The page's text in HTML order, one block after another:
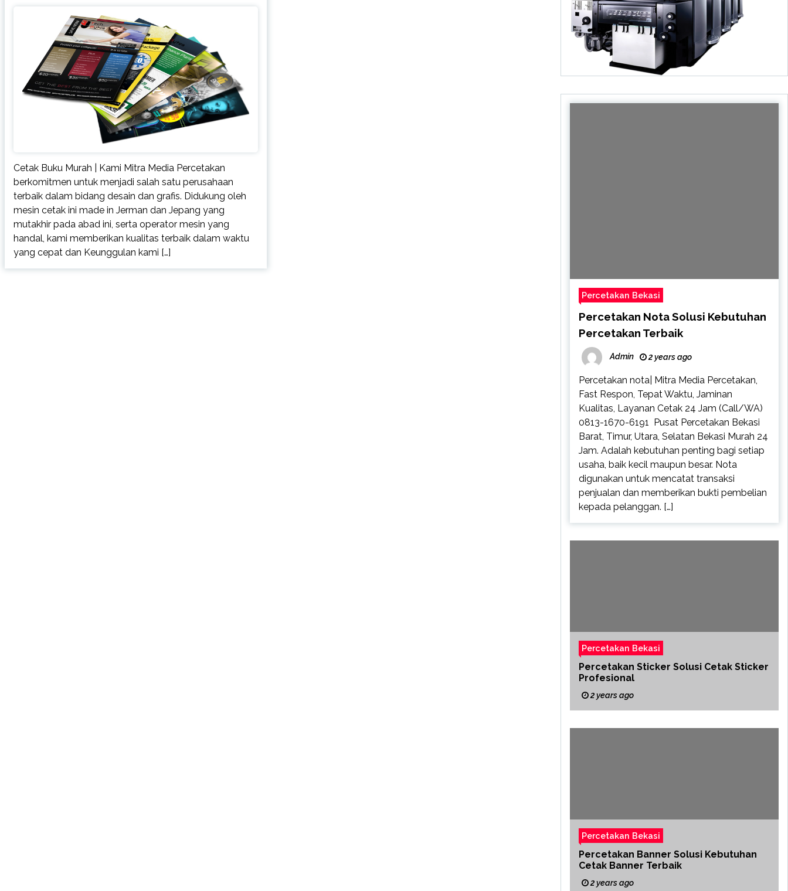
Cetak Buku Murah | Kami Mitra Media Percetakan
berkomitmen untuk menjadi salah satu perusahaan
terbaik dalam bidang desain dan grafis. Didukung oleh
mesin cetak ini made in Jerman dan Jepang yang
mutakhir pada abad ini, serta operator mesin yang
handal, kami memberikan kualitas terbaik dalam waktu
yang cepat dan Keunggulan kami […]
Percetakan Bekasi
Percetakan Nota Solusi Kebutuhan
Percetakan Terbaik
Admin 2 years ago
Percetakan nota| Mitra Media Percetakan,
Fast Respon, Tepat Waktu, Jaminan
Kualitas, Layanan Cetak 24 Jam (Call/WA)
0813-1670-6191 Pusat Percetakan Bekasi
Barat, Timur, Utara, Selatan Bekasi Murah 24
Jam. Adalah kebutuhan penting bagi setiap
usaha, baik kecil maupun besar. Nota
digunakan untuk mencatat transaksi
penjualan dan memberikan bukti pembelian
kepada pelanggan. […]
Percetakan Bekasi
Percetakan Sticker Solusi Cetak Sticker
Profesional
2 years ago
Percetakan Bekasi
Percetakan Banner Solusi Kebutuhan
Cetak Banner Terbaik
2 years ago